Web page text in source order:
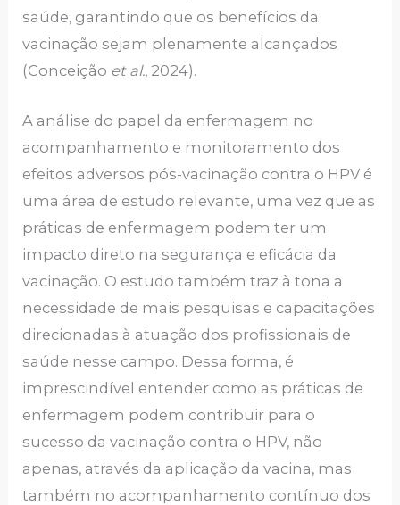
saúde, garantindo que os benefícios da
vacinação sejam plenamente alcançados
(Conceição et al., 2024).
A análise do papel da enfermagem no
acompanhamento e monitoramento dos
efeitos adversos pós-vacinação contra o HPV é
uma área de estudo relevante, uma vez que as
práticas de enfermagem podem ter um
impacto direto na segurança e eficácia da
vacinação. O estudo também traz à tona a
necessidade de mais pesquisas e capacitações
direcionadas à atuação dos profissionais de
saúde nesse campo. Dessa forma, é
imprescindível entender como as práticas de
enfermagem podem contribuir para o
sucesso da vacinação contra o HPV, não
apenas, através da aplicação da vacina, mas
também no acompanhamento contínuo dos